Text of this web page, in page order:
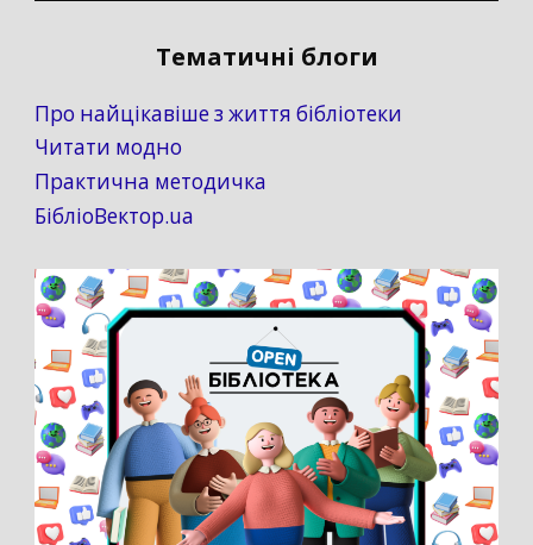
Тематичні блоги
Про найцікавіше з життя бібліотеки
Читати модно
Практична методичка
БібліоВектор.ua